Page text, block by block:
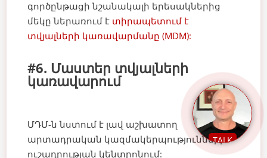
գործընթացի նշանակալի երեսակներից
մեկը ներառում է տիրապետում է
տվյալների կառավարմանը (MDM):
#6. Մաստեր տվյալների
կառավարում
ՄԴՄ-ն նստում է լավ աշխատող
արտադրական կազմակերպությունների
ուշադրության կենտրոնում:
TALK